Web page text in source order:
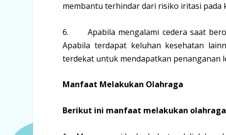
membantu terhindar dari risiko iritasi pada
6. Apabila mengalami cedera saat
Apabila terdapat keluhan kesehatan
terdekat untuk mendapatkan penanganan
Manfaat Melakukan Olahraga
Berikut ini manfaat melakukan